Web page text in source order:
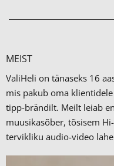
MEIST
ValiHeli on tänaseks 16
mis pakub oma
tipp-brändilt. Meilt leiab
muusikasõber, tõsisem
tervikliku audio-video